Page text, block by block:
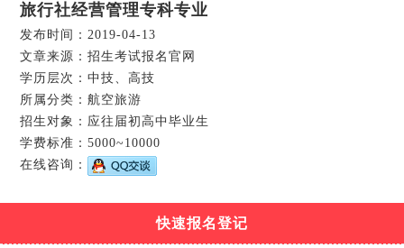
旅行社经营管理专科专业
发布时间：2019-04-13
文章来源：招生考试报名官网
学历层次：中技、高技
所属分类：航空旅游
招生对象：应往届初高中毕业生
学费标准：5000~10000
在线咨询：
快速报名登记